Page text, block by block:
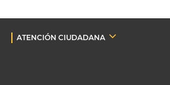
ATENCIÓN CIUDADANA